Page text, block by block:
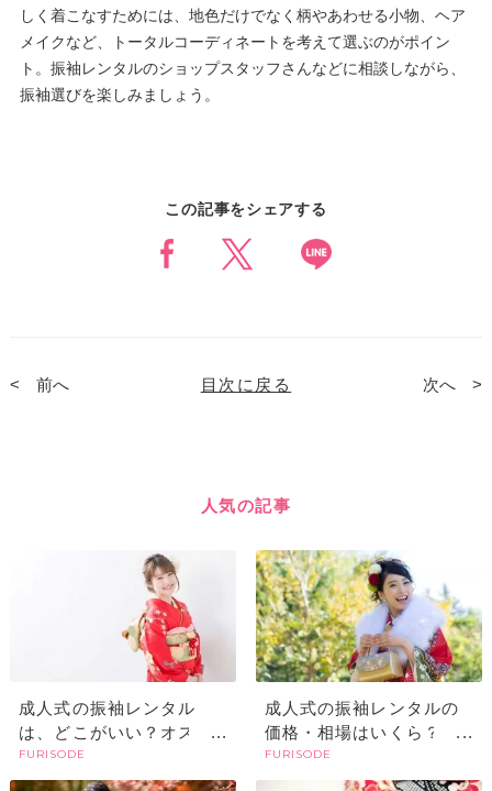
しく着こなすためには、地色だけでなく柄やあわせる小物、ヘア
メイクなど、トータルコーディネートを考えて選ぶのがポイン
ト。振袖レンタルのショップスタッフさんなどに相談しながら、
振袖選びを楽しみましょう。
この記事をシェアする
前へ 目次に戻る 次へ
人気の記事
成人式の振袖レンタル
は、どこがいい？オスス
メの選び方や探すときの
ポイント
FURISODE
成人式の振袖レンタルの
価格・相場はいくら？レ
ンタルでも高い？購入と
の違いやメリットは？
FURISODE